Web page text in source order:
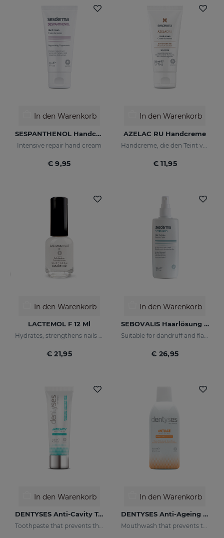
In den Warenkorb
SESPANTHENOL Handcreme
Intensive repair hand cream
€ 9,95
In den Warenkorb
AZELAC RU Handcreme
€ 11,95
In den Warenkorb
LACTEMOL F 12 Ml
Hydrates, strengthens nails making them more flexible and resilient.
€ 21,95
In den Warenkorb
SEBOVALIS Haarlösung 100 Ml
Suitable for dandruff and flaking of the scalp
€ 26,95
In den Warenkorb
DENTYSES Anti-Cavity Toothpaste
Toothpaste that prevents the appearance of cavities
In den Warenkorb
DENTYSES Anti-Ageing Mouthwash
Mouthwash that prevents the signs of oral ageing